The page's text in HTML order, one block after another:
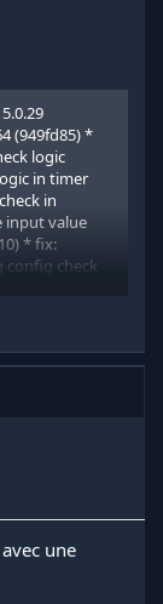
(949fd85) *
logic
in timer
in
input value
* fix:
config check
avec une